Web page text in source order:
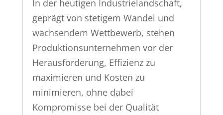
In der heutigen Industrielandschaft,
geprägt von stetigem Wandel und
wachsendem Wettbewerb, stehen
Produktionsunternehmen vor der
Herausforderung, Effizienz zu
maximieren und Kosten zu
minimieren, ohne dabei
Kompromisse bei der Qualität